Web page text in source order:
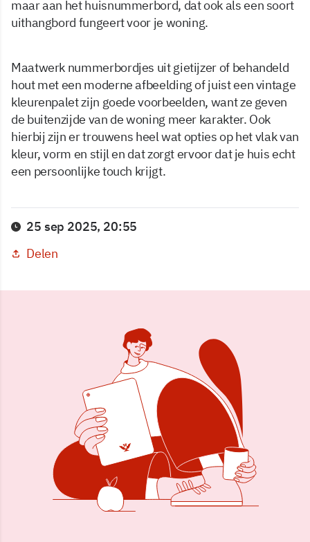
maar aan het huisnummerbord, dat ook als een soort
uithangbord fungeert voor je woning.
Maatwerk nummerbordjes uit gietijzer of behandeld
hout met een moderne afbeelding of juist een vintage
kleurenpalet zijn goede voorbeelden, want ze geven
de buitenzijde van de woning meer karakter. Ook
hierbij zijn er trouwens heel wat opties op het vlak van
kleur, vorm en stijl en dat zorgt ervoor dat je huis echt
een persoonlijke touch krijgt.
25 sep 2025, 20:55
Delen